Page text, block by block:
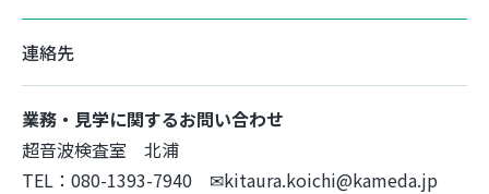
連絡先
業務・見学に関するお問い合わせ
超音波検査室 北浦
TEL：080-1393-7940 ✉kitaura.koichi@kameda.jp